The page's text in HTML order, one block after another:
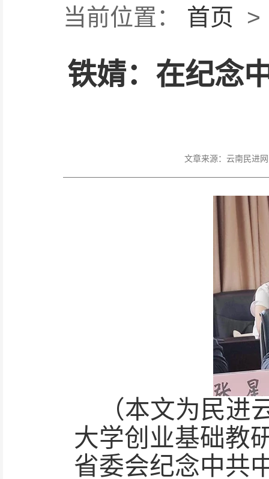
当前位置： 首页 >
铁婧：在纪念
文章来源： 云南民进网
（本文为民
大学创业基础教
省委会纪念中共